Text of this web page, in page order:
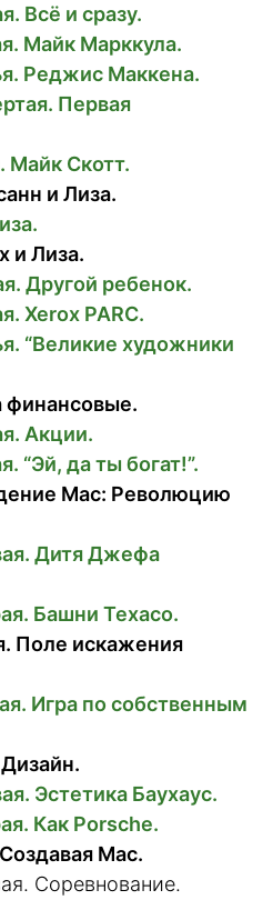
Всё и сразу.
Майк Марккула.
Реджис Маккена.
Первая
Майк Скотт.
и Лиза.
и Лиза.
Другой ребенок.
Xerox PARC.
“Великие художники
финансовые.
Акции.
“Эй, да ты богат!”.
Mac: Революцию
Дитя Джефа
Башни Texaco.
Поле искажения
Игра по собственным
Эстетика Баухаус.
Как Porsche.
Mac.
Соревнование.